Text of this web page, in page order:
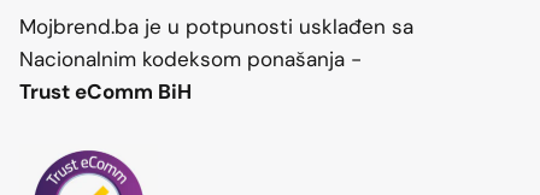
Mojbrend.ba je u potpunosti usklađen sa
Nacionalnim kodeksom ponašanja -
Trust eComm BiH